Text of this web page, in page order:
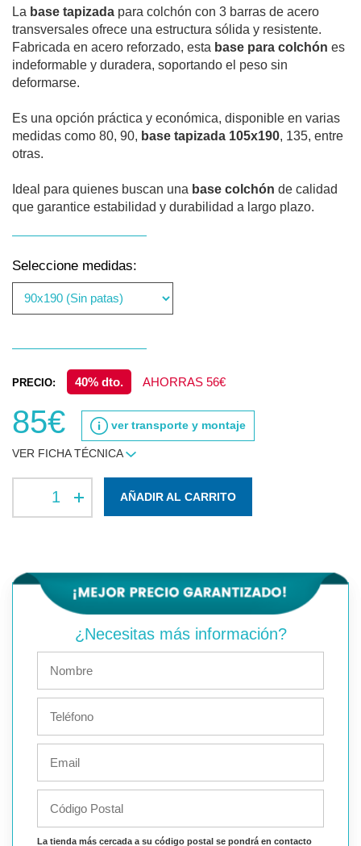
La base tapizada para colchón con 3 barras de acero
transversales ofrece una estructura sólida y resistente.
Fabricada en acero reforzado, esta base para colchón es
indeformable y duradera, soportando el peso sin
deformarse.
Es una opción práctica y económica, disponible en varias
medidas como 80, 90, base tapizada 105x190, 135, entre
otras.
Ideal para quienes buscan una base colchón de calidad
que garantice estabilidad y durabilidad a largo plazo.
Seleccione medidas:
PRECIO: 40% dto. AHORRAS 56€
85€ ver transporte y montaje
VER FICHA TÉCNICA
AÑADIR AL CARRITO
¿Necesitas más información?
La tienda más cercada a su código postal se pondrá en contacto